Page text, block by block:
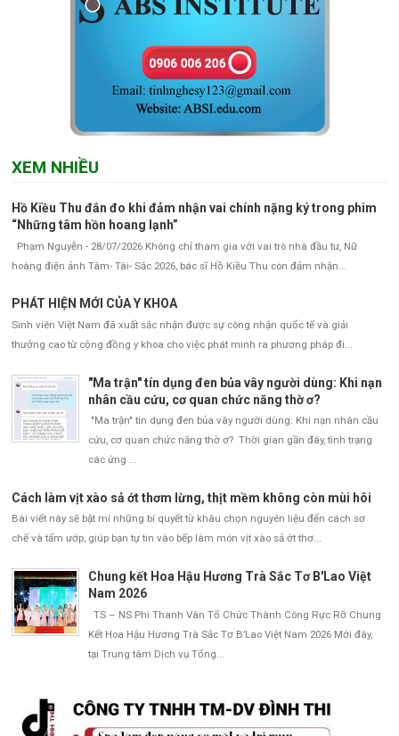
XEM NHIỀU
Hồ Kiều Thu đắn đo khi đảm nhận vai chính nặng ký trong phim
“Những tâm hồn hoang lạnh”
Phạm Nguyễn - 28/07/2026 Không chỉ tham gia với vai trò nhà đầu tư, Nữ
hoàng điện ảnh Tâm- Tài- Sắc 2026, bác sĩ Hồ Kiều Thu còn đảm nhận...
PHÁT HIỆN MỚI CỦA Y KHOA
Sinh viên Việt Nam đã xuất sắc nhận được sự công nhận quốc tế và giải
thưởng cao từ cộng đồng y khoa cho việc phát minh ra phương pháp đi...
"Ma trận" tín dụng đen bủa vây người dùng: Khi nạn
nhân cầu cứu, cơ quan chức năng thờ ơ?
"Ma trận" tín dụng đen bủa vây người dùng: Khi nạn nhân cầu
cứu, cơ quan chức năng thờ ơ? Thời gian gần đây, tình trạng
các ứng ...
Cách làm vịt xào sả ớt thơm lừng, thịt mềm không còn mùi hôi
Bài viết này sẽ bật mí những bí quyết từ khâu chọn nguyên liệu đến cách sơ
chế và tẩm ướp, giúp bạn tự tin vào bếp làm món vịt xào sả ớt thơ...
Chung kết Hoa Hậu Hương Trà Sắc Tơ B'Lao Việt
Nam 2026
TS – NS Phi Thanh Vân Tổ Chức Thành Công Rực Rỡ Chung
Kết Hoa Hậu Hương Trà Sắc Tơ B’Lao Việt Nam 2026 Mới đây,
tại Trung tâm Dịch vụ Tổng...